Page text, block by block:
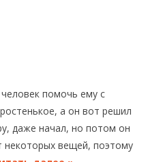
помочь ему с
а он вот решил
даже начал, но потом он
некоторых вещей, поэтому